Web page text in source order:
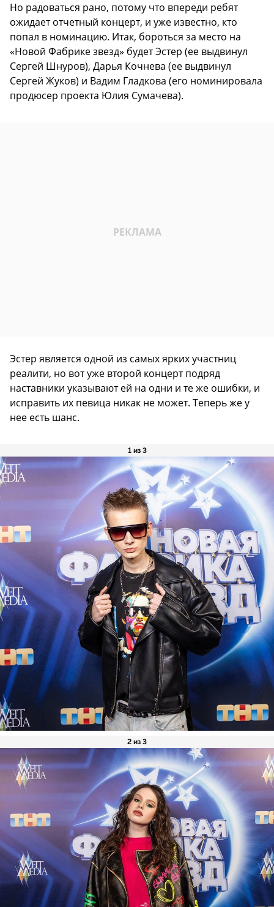
Но радоваться рано, потому что впереди ребят
ожидает отчетный концерт, и уже известно, кто
попал в номинацию. Итак, бороться за место на
«Новой Фабрике звезд» будет Эстер (ее выдвинул
Сергей Шнуров), Дарья Кочнева (ее выдвинул
Сергей Жуков) и Вадим Гладкова (его номинировала
продюсер проекта Юлия Сумачева).
Эстер является одной из самых ярких участниц
реалити, но вот уже второй концерт подряд
наставники указывают ей на одни и те же ошибки, и
исправить их певица никак не может. Теперь же у
нее есть шанс.
1 из 3
2 из 3